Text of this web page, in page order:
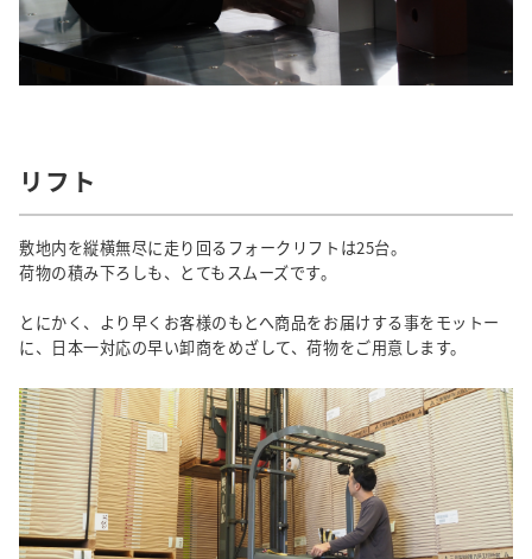
リフト
敷地内を縦横無尽に走り回るフォークリフトは25台。
荷物の積み下ろしも、とてもスムーズです。
とにかく、より早くお客様のもとへ商品をお届けする事をモットー
に、日本一対応の早い卸商をめざして、荷物をご用意します。